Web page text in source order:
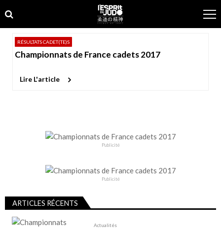
to
navigation
to
content
RÉSULTATS CADET(TE)S
Championnats de France cadets 2017
Lire L'article
Publicité
Publicité
ARTICLES RÉCENTS
Actualités